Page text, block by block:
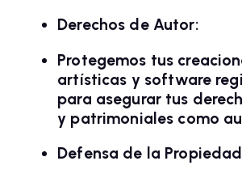
Derechos de Autor:
Protegemos tus
artísticas y software
para asegurar tus
y patrimoniales como
Defensa de la